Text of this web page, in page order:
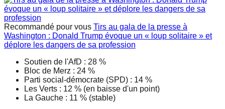
Recommandé pour vous Tirs au gala de la presse à
Washington : Donald Trump évoque un « loup solitaire » et
déplore les dangers de sa profession
Soutien de l'AfD : 28 %
Bloc de Merz : 24 %
Parti social-démocrate (SPD) : 14 %
Les Verts : 12 % (en baisse d'un point)
La Gauche : 11 % (stable)